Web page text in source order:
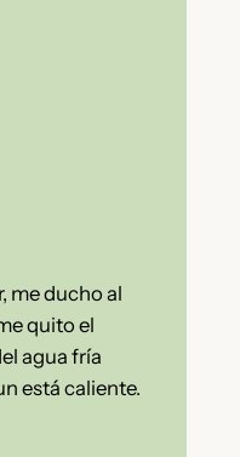
me ducho al
quito el
agua fría
está caliente.